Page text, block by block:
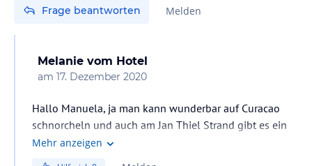
Frage beantworten Melden
Melanie vom Hotel
am 17. Dezember 2020
Hallo Manuela, ja man kann wunderbar auf Curacao
schnorcheln und auch am Jan Thiel Strand gibt es ein
Riff. Ausrüstung kann man sich auch vor Ort ausleihen.
Mehr anzeigen